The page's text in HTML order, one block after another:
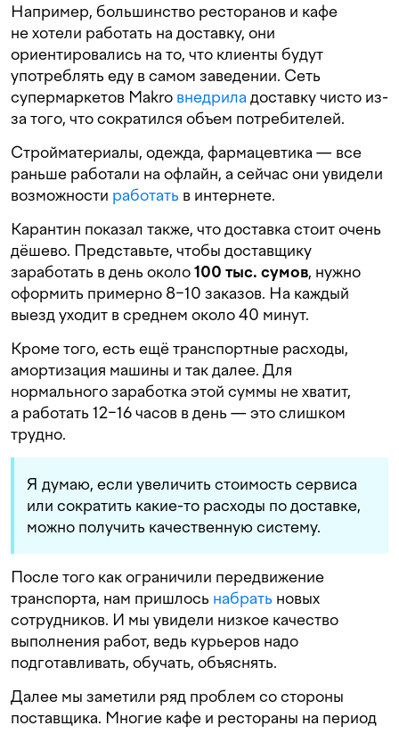
Например, большинство ресторанов и кафе
не хотели работать на доставку, они
ориентировались на то, что клиенты будут
употреблять еду в самом заведении. Сеть
супермаркетов Makro внедрила доставку чисто из-
за того, что сократился объем потребителей.
Стройматериалы, одежда, фармацевтика — все
раньше работали на офлайн, а сейчас они увидели
возможности работать в интернете.
Карантин показал также, что доставка стоит очень
дёшево. Представьте, чтобы доставщику
заработать в день около100 тыс. сумов, нужно
оформить примерно 8−10 заказов. На каждый
выезд уходит в среднем около 40 минут.
Кроме того, есть ещё транспортные расходы,
амортизация машины и так далее. Для
нормального заработка этой суммы не хватит,
а работать 12−16 часов в день — это слишком
трудно.
Я думаю, если увеличить стоимость сервиса
или сократить какие-то расходы по доставке,
можно получить качественную систему.
После того как ограничили передвижение
транспорта, нам пришлось набрать новых
сотрудников. И мы увидели низкое качество
выполнения работ, ведь курьеров надо
подготавливать, обучать, объяснять.
Далее мы заметили ряд проблем со стороны
поставщика. Многие кафе и рестораны на период